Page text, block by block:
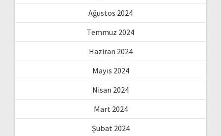
Ağustos 2024
Temmuz 2024
Haziran 2024
Mayıs 2024
Nisan 2024
Mart 2024
Şubat 2024